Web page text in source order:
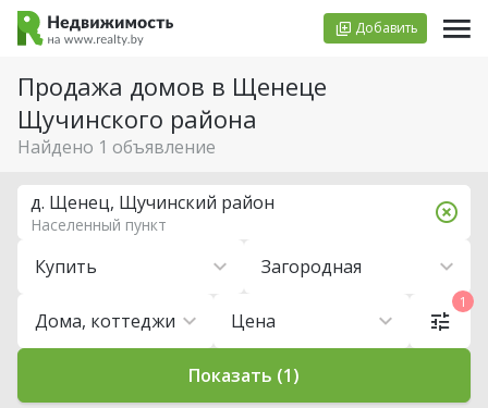
Добавить
Продажа домов в Щенеце
Щучинского района
Найдено 1 объявление
Купить Загородная
Дома, коттеджи Цена
д. Щенец, Щучинский район
Населенный пункт
1
Показать (1)